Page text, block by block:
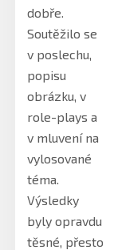
dobře.
Soutěžilo se
v poslechu,
popisu
obrázku, v
role-plays a
v mluvení na
vylosované
téma.
Výsledky
byly opravdu
těsné, přesto